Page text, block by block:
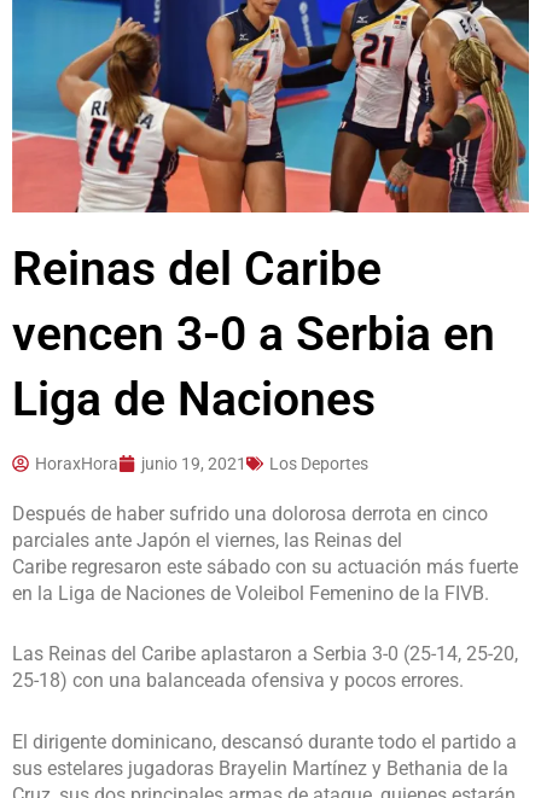
Reinas del Caribe
vencen 3-0 a Serbia en
Liga de Naciones
HoraxHora junio 19, 2021 Los Deportes
Después de haber sufrido una dolorosa derrota en cinco
parciales ante Japón el viernes, las Reinas del
Caribe regresaron este sábado con su actuación más fuerte
en la Liga de Naciones de Voleibol Femenino de la FIVB.
Las Reinas del Caribe aplastaron a Serbia 3-0 (25-14, 25-20,
25-18) con una balanceada ofensiva y pocos errores.
El dirigente dominicano, descansó durante todo el partido a
sus estelares jugadoras Brayelin Martínez y Bethania de la